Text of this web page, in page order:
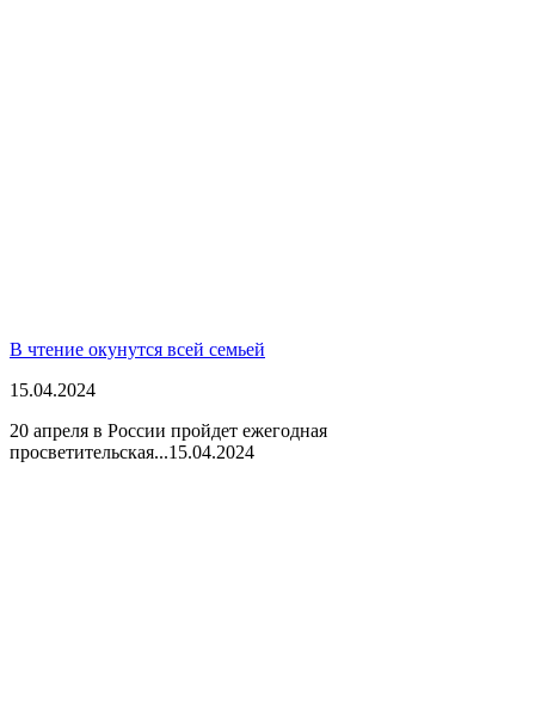
В чтение окунутся всей семьей
15.04.2024
20 апреля в России пройдет ежегодная
просветительская...15.04.2024